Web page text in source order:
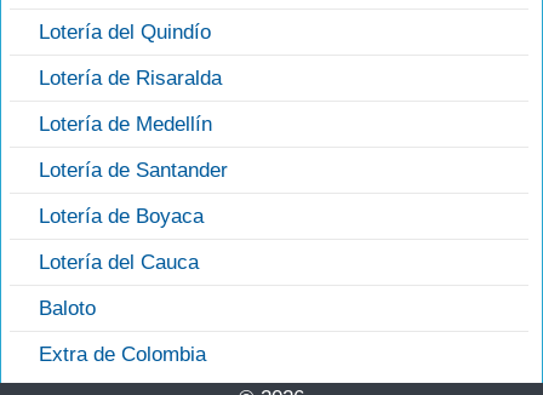
Lotería del Quindío
Lotería de Risaralda
Lotería de Medellín
Lotería de Santander
Lotería de Boyaca
Lotería del Cauca
Baloto
Extra de Colombia